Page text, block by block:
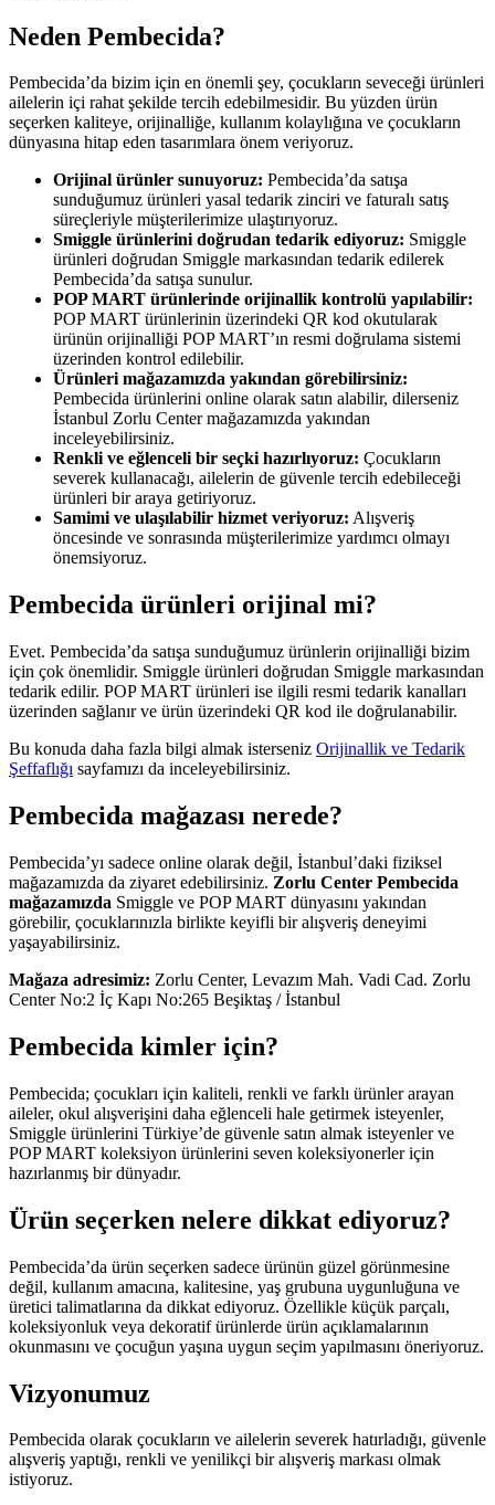
Neden Pembecida?
Pembecida’da bizim için en önemli şey, çocukların seveceği ürünleri
ailelerin içi rahat şekilde tercih edebilmesidir. Bu yüzden ürün
seçerken kaliteye, orijinalliğe, kullanım kolaylığına ve çocukların
dünyasına hitap eden tasarımlara önem veriyoruz.
Orijinal ürünler sunuyoruz: Pembecida’da satışa
sunduğumuz ürünleri yasal tedarik zinciri ve faturalı satış
süreçleriyle müşterilerimize ulaştırıyoruz.
Smiggle ürünlerini doğrudan tedarik ediyoruz: Smiggle
ürünleri doğrudan Smiggle markasından tedarik edilerek
Pembecida’da satışa sunulur.
POP MART ürünlerinde orijinallik kontrolü yapılabilir:
POP MART ürünlerinin üzerindeki QR kod okutularak
ürünün orijinalliği POP MART’ın resmi doğrulama sistemi
üzerinden kontrol edilebilir.
Ürünleri mağazamızda yakından görebilirsiniz:
Pembecida ürünlerini online olarak satın alabilir, dilerseniz
İstanbul Zorlu Center mağazamızda yakından
inceleyebilirsiniz.
Renkli ve eğlenceli bir seçki hazırlıyoruz: Çocukların
severek kullanacağı, ailelerin de güvenle tercih edebileceği
ürünleri bir araya getiriyoruz.
Samimi ve ulaşılabilir hizmet veriyoruz: Alışveriş
öncesinde ve sonrasında müşterilerimize yardımcı olmayı
önemsiyoruz.
Pembecida ürünleri orijinal mi?
Evet. Pembecida’da satışa sunduğumuz ürünlerin orijinalliği bizim
için çok önemlidir. Smiggle ürünleri doğrudan Smiggle markasından
tedarik edilir. POP MART ürünleri ise ilgili resmi tedarik kanalları
üzerinden sağlanır ve ürün üzerindeki QR kod ile doğrulanabilir.
Bu konuda daha fazla bilgi almak isterseniz Orijinallik ve Tedarik
Şeffaflığı sayfamızı da inceleyebilirsiniz.
Pembecida mağazası nerede?
Pembecida’yı sadece online olarak değil, İstanbul’daki fiziksel
mağazamızda da ziyaret edebilirsiniz. Zorlu Center Pembecida
mağazamızda Smiggle ve POP MART dünyasını yakından
görebilir, çocuklarınızla birlikte keyifli bir alışveriş deneyimi
yaşayabilirsiniz.
Mağaza adresimiz: Zorlu Center, Levazım Mah. Vadi Cad. Zorlu
Center No:2 İç Kapı No:265 Beşiktaş / İstanbul
Pembecida kimler için?
Pembecida; çocukları için kaliteli, renkli ve farklı ürünler arayan
aileler, okul alışverişini daha eğlenceli hale getirmek isteyenler,
Smiggle ürünlerini Türkiye’de güvenle satın almak isteyenler ve
POP MART koleksiyon ürünlerini seven koleksiyonerler için
hazırlanmış bir dünyadır.
Ürün seçerken nelere dikkat ediyoruz?
Pembecida’da ürün seçerken sadece ürünün güzel görünmesine
değil, kullanım amacına, kalitesine, yaş grubuna uygunluğuna ve
üretici talimatlarına da dikkat ediyoruz. Özellikle küçük parçalı,
koleksiyonluk veya dekoratif ürünlerde ürün açıklamalarının
okunmasını ve çocuğun yaşına uygun seçim yapılmasını öneriyoruz.
Vizyonumuz
Pembecida olarak çocukların ve ailelerin severek hatırladığı, güvenle
alışveriş yaptığı, renkli ve yenilikçi bir alışveriş markası olmak
istiyoruz.